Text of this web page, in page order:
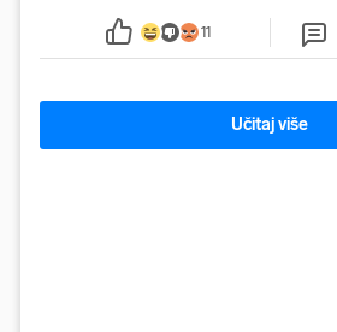
ga uhitili, a psa je preuzeo komunalni redar
11
Učitaj više